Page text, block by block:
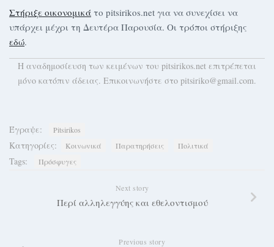
Στήριξε οικονομικά το pitsirikos.net για να συνεχίσει να
υπάρχει μέχρι τη Δευτέρα Παρουσία. Οι τρόποι στήριξης
εδώ.
H αναδημοσίευση των κειμένων του pitsirikos.net επιτρέπεται
μόνο κατόπιν άδειας. Επικοινωνήστε στο pitsiriko@gmail.com.
Έγραψε: Pitsirikos
Κατηγορίες: Κοινωνικά Παρατηρήσεις Πολιτικά
Tags: Πρόσφυγες
Next story
Περί αλληλεγγύης και εθελοντισμού
Previous story